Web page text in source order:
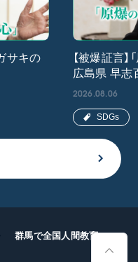
サキの
【被爆証言
広島県 早志
2026.08.06
SDGs
群馬で全国人間教育実践報告大会 県知事ら多数の来賓が出席